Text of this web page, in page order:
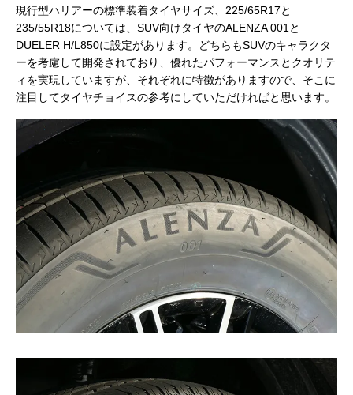
現行型ハリアーの標準装着タイヤサイズ、225/65R17と
235/55R18については、SUV向けタイヤのALENZA 001と
DUELER H/L850に設定があります。どちらもSUVのキャラクタ
ーを考慮して開発されており、優れたパフォーマンスとクオリテ
ィを実現していますが、それぞれに特徴がありますので、そこに
注目してタイヤチョイスの参考にしていただければと思います。